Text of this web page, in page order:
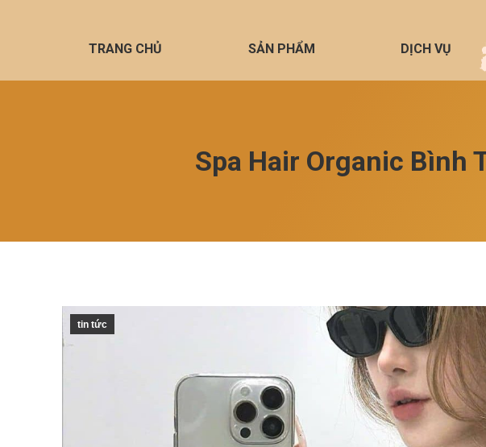
TRANG CHỦ SẢN PHẨM DỊCH VỤ
Spa Hair Organic Bình
tin tức